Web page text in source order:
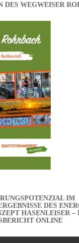
DES WEGWEISER
IM H
DES
HASENLEISER –
ONLINE